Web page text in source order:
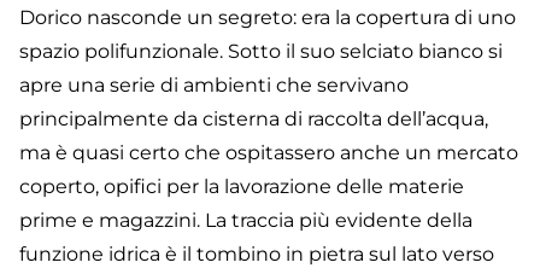
Dorico nasconde un segreto: era la copertura di uno
spazio polifunzionale. Sotto il suo selciato bianco si
apre una serie di ambienti che servivano
principalmente da cisterna di raccolta dell’acqua,
ma è quasi certo che ospitassero anche un mercato
coperto, opifici per la lavorazione delle materie
prime e magazzini. La traccia più evidente della
funzione idrica è il tombino in pietra sul lato verso